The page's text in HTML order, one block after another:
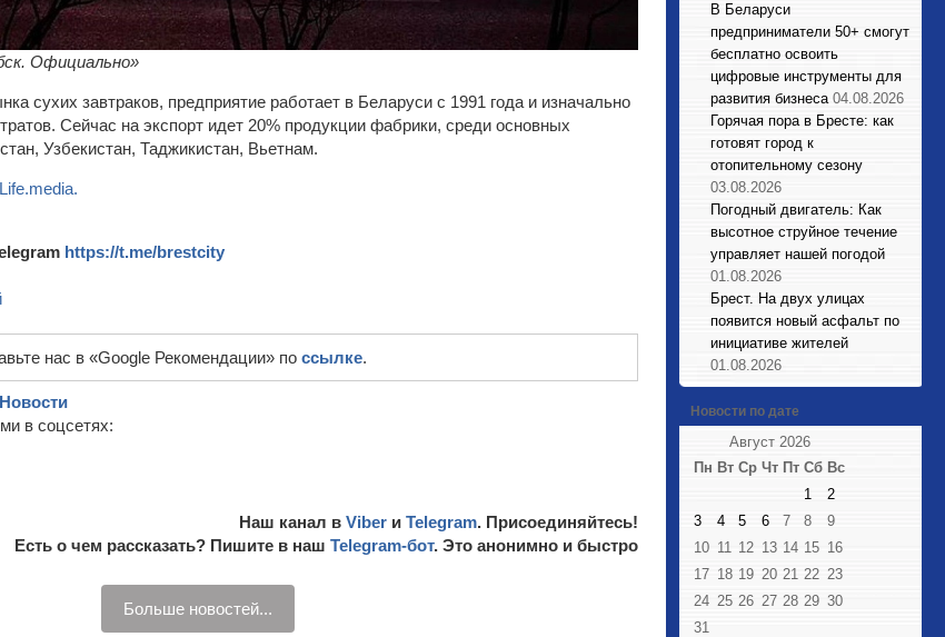
Официально»
сухих завтраков, предприятие работает в Беларуси с 1991 года и изначально
Сейчас на экспорт идет 20% продукции фабрики, среди основных
Узбекистан, Таджикистан, Вьетнам.
https://t.me/brestcity
нас в «Google Рекомендации» по ссылке.
в соцсетях:
Наш канал в Viber и Telegram. Присоединяйтесь!
Есть о чем рассказать? Пишите в наш Telegram-бот. Это анонимно и быстро
Больше новостей...
В Беларуси
предприниматели 50+ смогут
бесплатно освоить
цифровые инструменты для
развития бизнеса 04.08.2026
Горячая пора в Бресте: как
готовят город к
отопительному сезону
03.08.2026
Погодный двигатель: Как
высотное струйное течение
управляет нашей погодой
01.08.2026
Брест. На двух улицах
появится новый асфальт по
инициативе жителей
01.08.2026
Новости по дате
Август 2026
Пн Вт Ср Чт Пт Сб Вс
1
2
3
4 5 6 7 8
9
10 11 12 13 14 15 16
17 18 19 20 21 22 23
24 25 26 27 28 29 30
31